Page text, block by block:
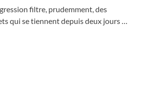
filtre, prudemment, des
qui se tiennent depuis deux jours …